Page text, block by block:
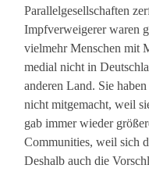
Parallelgesellschaften
Impfverweigerer waren
vielmehr Menschen mit
medial nicht in
anderen Land. Sie
nicht mitgemacht, weil
gab immer wieder
Communities, weil sich
Deshalb auch die